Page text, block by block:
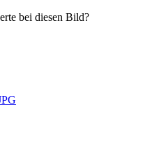
bei diesen Bild?